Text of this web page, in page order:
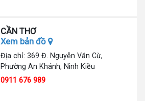
CẦN THƠ
Xem bản đồ
Địa chỉ: 369 Đ. Nguyễn Văn Cừ,
Phường An Khánh, Ninh Kiều
0911 676 989